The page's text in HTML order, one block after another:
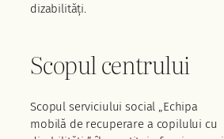
dizabilități.
Scopul centrului
Scopul serviciului social „Echipa
mobilă de recuperare a copilului cu